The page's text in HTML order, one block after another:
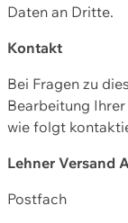
Daten an Dritte.
Kontakt
Bei Fragen zu
Bearbeitung
wie folgt
Lehner Versand
Postfach